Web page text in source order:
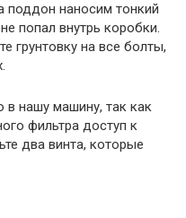
поддон наносим тонкий
попал внутрь коробки.
грунтовку на все болты,
в нашу машину, так как
фильтра доступ к
два винта, которые